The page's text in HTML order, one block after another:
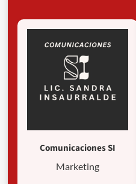
Comunicaciones SI
Marketing